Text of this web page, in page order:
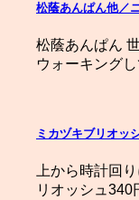
松蔭あんぱん他／
松蔭あんぱん
ウォーキング
ミカヅキブリオッ
上から時計回
リオッシュ